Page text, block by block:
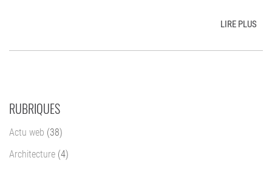
LIRE PLUS
RUBRIQUES
Actu web (38)
Architecture (4)